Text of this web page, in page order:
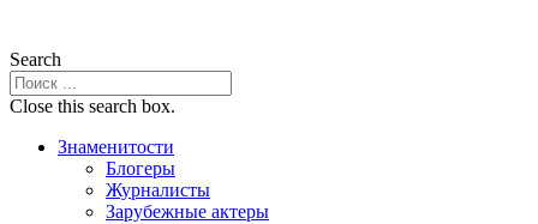
Search
Close this search box.
Знаменитости
Блогеры
Журналисты
Зарубежные актеры